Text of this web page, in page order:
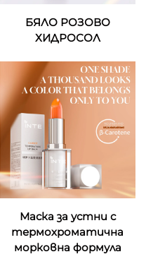
БЯЛО РОЗОВО
ХИДРОСОЛ
Маска за устни с
термохроматична
морковна формула